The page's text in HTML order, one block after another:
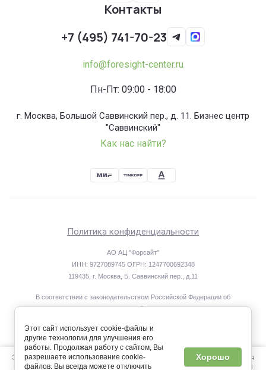
Контакты
+7 (495) 741-70-23
info@foresight-center.ru
Пн-Пт: 09:00 - 18:00
г. Москва, Большой Саввинский пер., д. 11. Бизнес центр
"Саввинский"
Как нас найти?
Политика конфиденциальности
АО АЦ "Форсайт"
ИНН: 9727089745 ОГРН: 1247700692348
119435, г. Москва, Б. Саввинский пер., д.11
В соответствии с законодательством Российской Федерации об
охране результатов интеллектуальной деятельности исключительные
center.ru, принадлежат АО АЦ «Форсайт».
При копировании материалов ссылка на сайт обязательна.
Мегагрупп.ру
Этот сайт использует файлы cookie и метаданные. Продолжая
просматривать его, вы соглашаетесь на использование нами
Этот сайт использует cookie-файлы и
другие технологии для улучшения его
работы. Продолжая работу с сайтом, Вы
разрешаете использование cookie-
файлов. Вы всегда можете отключить
Хорошо